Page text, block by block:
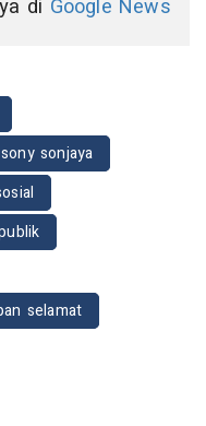
di Google News
sonjaya
selamat